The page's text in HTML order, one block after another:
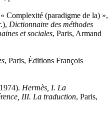
(paradigme de la) »,
Dictionnaire des méthodes
et sociales, Paris, Armand
, Paris, Éditions François
Hermès, I. La
III. La traduction, Paris,